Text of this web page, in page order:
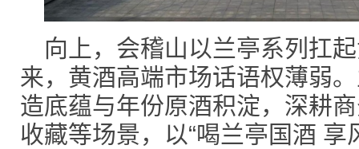
向上，会稽山以兰亭系列扛
来，黄酒高端市场话语权薄弱
造底蕴与年份原酒积淀，深耕
收藏等场景，以“喝兰亭国酒 享